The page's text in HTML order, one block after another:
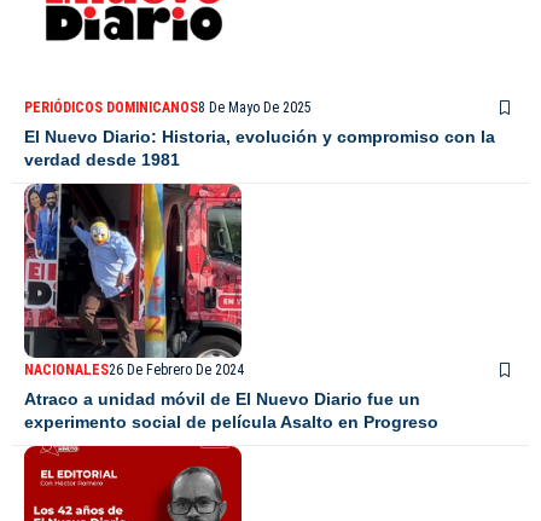
PERIÓDICOS DOMINICANOS8 De Mayo De 2025
El Nuevo Diario: Historia, evolución y compromiso con la
verdad desde 1981
NACIONALES26 De Febrero De 2024
Atraco a unidad móvil de El Nuevo Diario fue un
experimento social de película Asalto en Progreso